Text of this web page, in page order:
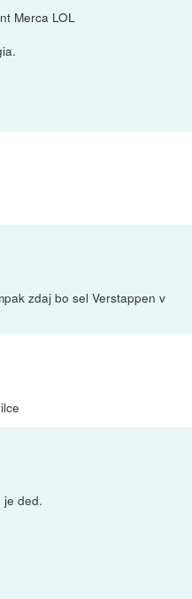
Merca LOL
zdaj bo sel Verstappen v
je ded.